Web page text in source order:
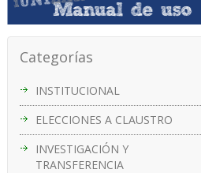
Categorías
INSTITUCIONAL
ELECCIONES A CLAUSTRO
INVESTIGACIÓN Y
TRANSFERENCIA